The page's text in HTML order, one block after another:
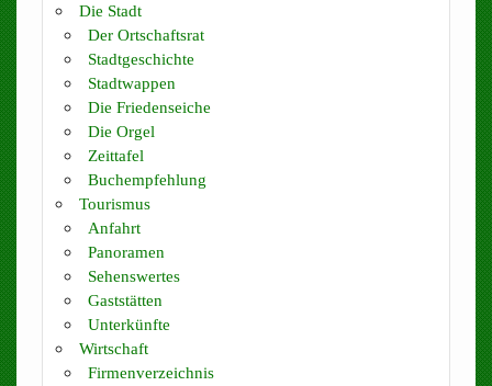
Die Stadt
Der Ortschaftsrat
Stadtgeschichte
Stadtwappen
Die Friedenseiche
Die Orgel
Zeittafel
Buchempfehlung
Tourismus
Anfahrt
Panoramen
Sehenswertes
Gaststätten
Unterkünfte
Wirtschaft
Firmenverzeichnis